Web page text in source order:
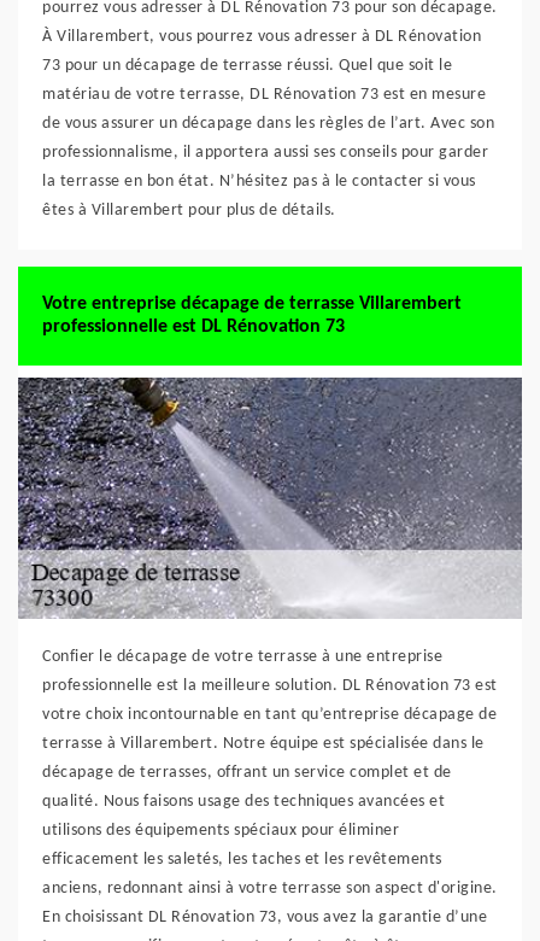
pourrez vous adresser à DL Rénovation 73 pour son décapage.
À Villarembert, vous pourrez vous adresser à DL Rénovation
73 pour un décapage de terrasse réussi. Quel que soit le
matériau de votre terrasse, DL Rénovation 73 est en mesure
de vous assurer un décapage dans les règles de l’art. Avec son
professionnalisme, il apportera aussi ses conseils pour garder
la terrasse en bon état. N’hésitez pas à le contacter si vous
êtes à Villarembert pour plus de détails.
Votre entreprise décapage de terrasse Villarembert
professionnelle est DL Rénovation 73
Confier le décapage de votre terrasse à une entreprise
professionnelle est la meilleure solution. DL Rénovation 73 est
votre choix incontournable en tant qu’entreprise décapage de
terrasse à Villarembert. Notre équipe est spécialisée dans le
décapage de terrasses, offrant un service complet et de
qualité. Nous faisons usage des techniques avancées et
utilisons des équipements spéciaux pour éliminer
efficacement les saletés, les taches et les revêtements
anciens, redonnant ainsi à votre terrasse son aspect d'origine.
En choisissant DL Rénovation 73, vous avez la garantie d’une